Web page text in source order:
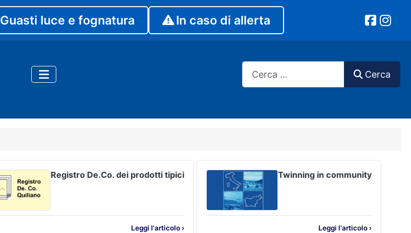
Guasti luce e fognatura In caso di allerta
Cerca
Cerca
Registro De.Co. dei prodotti tipici
Leggi l'articolo ›
Twinning in community
Leggi l'articolo ›